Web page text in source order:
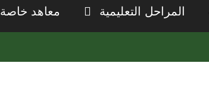
المراحل التعليمية معاهد خاصة